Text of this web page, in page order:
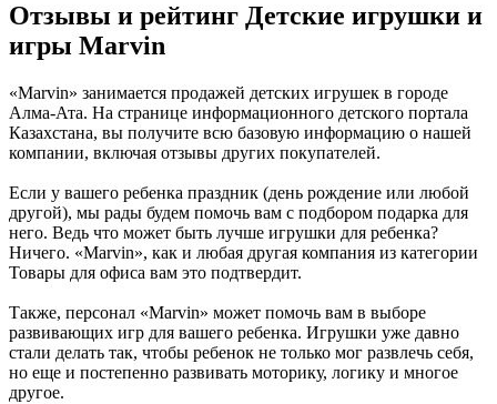
Отзывы и рейтинг Детские игрушки и
игры Marvin
«Marvin» занимается продажей детских игрушек в городе
Алма-Ата. На странице информационного детского портала
Казахстана, вы получите всю базовую информацию о нашей
компании, включая отзывы других покупателей.
Если у вашего ребенка праздник (день рождение или любой
другой), мы рады будем помочь вам с подбором подарка для
него. Ведь что может быть лучше игрушки для ребенка?
Ничего. «Marvin», как и любая другая компания из категории
Товары для офиса вам это подтвердит.
Также, персонал «Marvin» может помочь вам в выборе
развивающих игр для вашего ребенка. Игрушки уже давно
стали делать так, чтобы ребенок не только мог развлечь себя,
но еще и постепенно развивать моторику, логику и многое
другое.